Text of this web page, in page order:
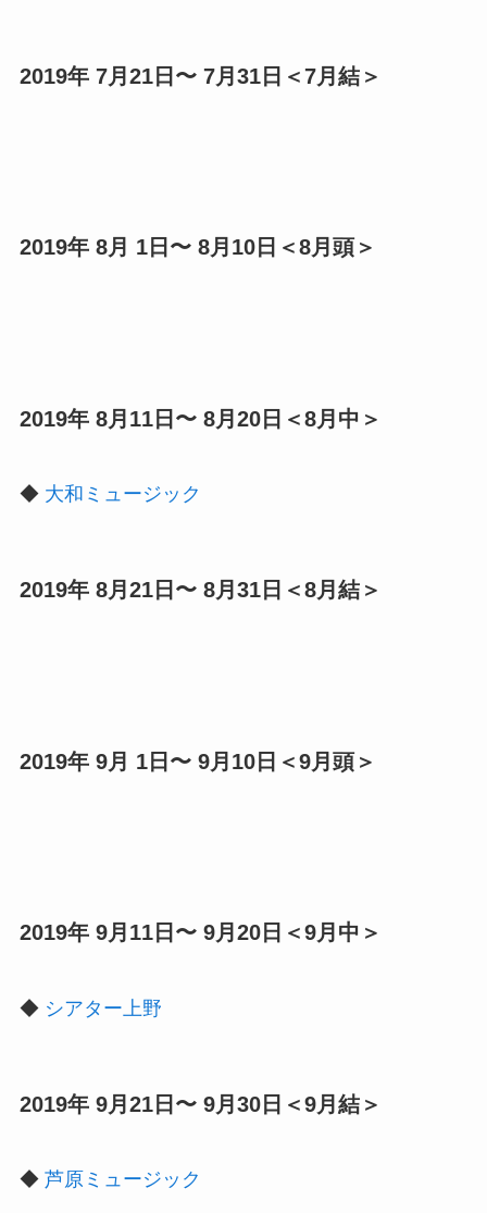
2019年 7月21日〜 7月31日＜7月結＞
2019年 8月 1日〜 8月10日＜8月頭＞
2019年 8月11日〜 8月20日＜8月中＞
◆ 大和ミュージック
2019年 8月21日〜 8月31日＜8月結＞
2019年 9月 1日〜 9月10日＜9月頭＞
2019年 9月11日〜 9月20日＜9月中＞
◆ シアター上野
2019年 9月21日〜 9月30日＜9月結＞
◆ 芦原ミュージック